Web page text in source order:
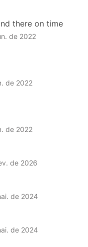
there on time
de 2022
de 2022
de 2022
de 2026
de 2024
de 2024